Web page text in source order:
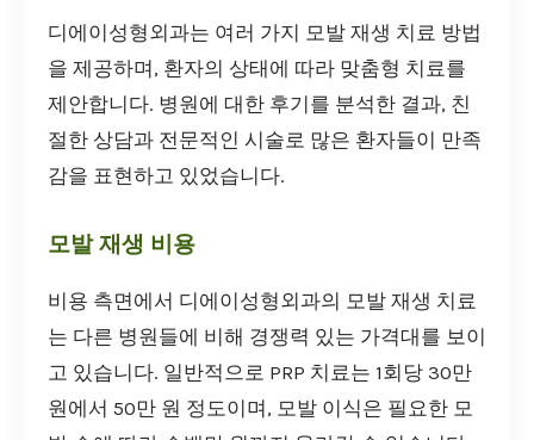
디에이성형외과는 여러 가지 모발 재생 치료 방법
을 제공하며, 환자의 상태에 따라 맞춤형 치료를
제안합니다. 병원에 대한 후기를 분석한 결과, 친
절한 상담과 전문적인 시술로 많은 환자들이 만족
감을 표현하고 있었습니다.
모발 재생 비용
비용 측면에서 디에이성형외과의 모발 재생 치료
는 다른 병원들에 비해 경쟁력 있는 가격대를 보이
고 있습니다. 일반적으로 PRP 치료는 1회당 30만
원에서 50만 원 정도이며, 모발 이식은 필요한 모